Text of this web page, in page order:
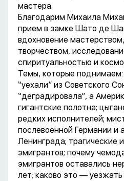
мастера.
Благодарим Михаила
прием в замке Шато де
вдохновение
творчеством,
спиритуальностью и
Темы, которые
“уехали” из Советского
“деградировала”, а
гигантские полотна;
редких исполнителей;
послевоенной Германии и
Ленинграда; трагические
эмигрантов; почему
эмигрантов оставались
лет; каково это —